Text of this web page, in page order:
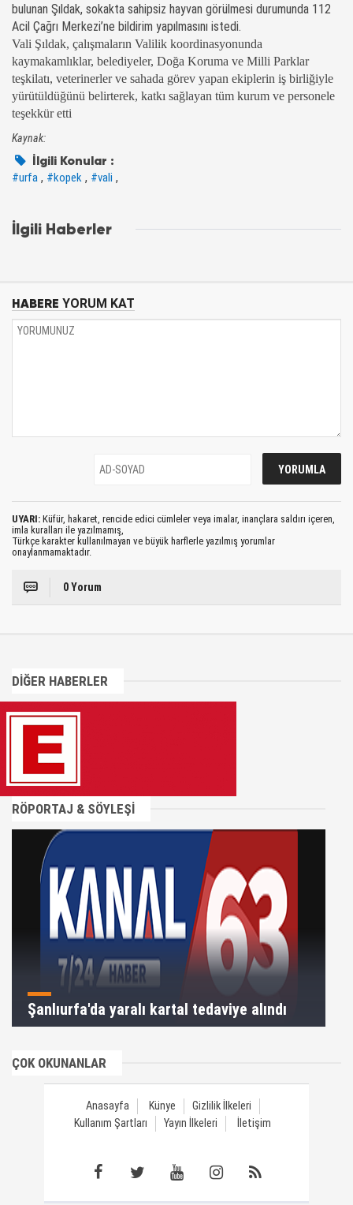
bulunan Şıldak, sokakta sahipsiz hayvan görülmesi durumunda 112
Acil Çağrı Merkezi’ne bildirim yapılmasını istedi.
Vali Şıldak, çalışmaların Valilik koordinasyonunda
kaymakamlıklar, belediyeler, Doğa Koruma ve Milli Parklar
teşkilatı, veterinerler ve sahada görev yapan ekiplerin iş birliğiyle
yürütüldüğünü belirterek, katkı sağlayan tüm kurum ve personele
teşekkür etti
Kaynak:
İlgili Konular :
#urfa , #kopek , #vali ,
İlgili Haberler
HABERE YORUM KAT
UYARI: Küfür, hakaret, rencide edici cümleler veya imalar, inançlara saldırı içeren,
imla kuralları ile yazılmamış,
Türkçe karakter kullanılmayan ve büyük harflerle yazılmış yorumlar
onaylanmamaktadır.
0 Yorum
DİĞER HABERLER
RÖPORTAJ & SÖYLEŞİ
Şanlıurfa'da yaralı kartal tedaviye alındı
ÇOK OKUNANLAR
Anasayfa Künye
Gizlilik İlkeleri
Kullanım Şartları
Yayın İlkeleri İletişim